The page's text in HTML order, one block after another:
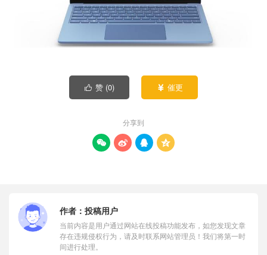
 赞 (0)  催更
分享到
   
作者： 投稿用户
当前内容是用户通过网站在线投稿功能发布，如您发现文章
存在违规侵权行为，请及时联系网站管理员！我们将第一时
间进行处理。